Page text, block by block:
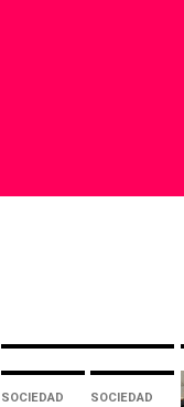
nuevos
SOCIEDAD SOCIEDAD